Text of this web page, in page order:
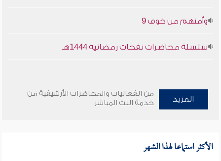
وأمنهم من خوف 9
سلسلة محاضرات نفحات رمضانية 1444هـ
المزيد
من الفعاليات والمحاضرات الأرشيفية من
خدمة البث المباشر
الأكثر استماعا لهذا الشهر